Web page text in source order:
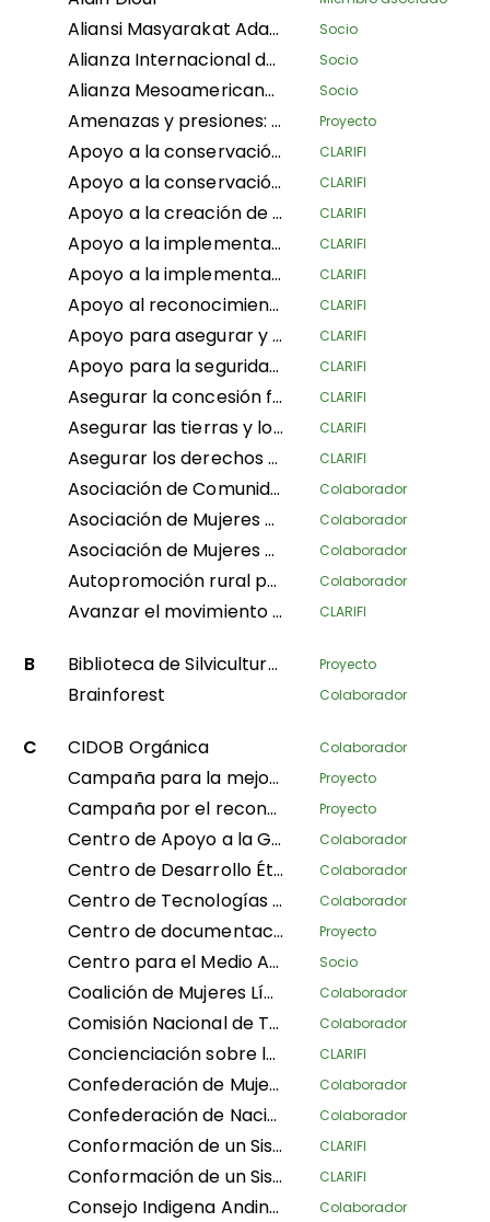
Aliansi Masyarakat Adat Nusantara Socio
Alianza Internacional de Silvicultura Familiar Socio
Alianza Mesoamericana de Pueblos y Bosques Socio
Amenazas y presiones: seguimiento de la degradación ambiental en las zonas protegidas Proyecto
Apoyo a la conservación de la biodiversidad del Dominio de Caza Mangaï y la Reserva de Hipopótamos (DCRHM) mediante soluciones basadas en los derechos humanos CLARIFI
Apoyo a la conservación y biodiversidad del área de caza Mangai y la reserva de hipopótamos (DCRHM) a través de soluciones basadas en los derechos humanos CLARIFI
Apoyo a la creación de áreas protegidas indígenas y comunitarias en los paisajes del triángulo de Bomassa de las UFA KABO (Sangha) y MBOUKOU-EBOUHOLE (Likouala) CLARIFI
Apoyo a la implementación de la Ley de Derechos Territoriales Consuetudinarios de 2022 en Sierra Leona CLARIFI
Apoyo a la implementación efectiva de la silvicultura comunitaria CFCL GBANZA en el sur de Ubangi (RDC) para la conservación CLARIFI
Apoyo al reconocimiento y aseguramiento de los derechos territoriales de las comunidades frente a la expansión del Parque Nacional de Lomami (RDC) CLARIFI
Apoyo para asegurar y gestionar de manera sostenible las tierras de los pueblos indígenas y comunidades locales en la República del Congo (ASGEDUT-CLPA) CLARIFI
Apoyo para la seguridad de los derechos de tenencia de tierras de los Pueblos Indígenas Pygmeos antes, durante y después de los procesos de reforma de tierras y planificación territorial en la República Democrática del Congo CLARIFI
Asegurar la concesión forestal comunitaria de las comunidades locales en la provincia de Mai-Ndombe, territorio de Kiri, sector de Pendjwa CLARIFI
Asegurar las tierras y los medios de vida de los Pueblos Indígenas y Comunidades Locales (PICL) en un contexto de competencia por la tierra. CLARIFI
Asegurar los derechos comunitarios y la tierra para la conservación de la biodiversidad, la resiliencia climática y la mejora de las condiciones de vida en la República Centroafricana CLARIFI
Asociación de Comunidades Saamaka Colaborador
Asociación de Mujeres Afrodescendientes del Norte del Cauca Colaborador
Asociación de Mujeres Artesanas Embera Colaborador
Autopromoción rural para un desarrollo humano sostenible Colaborador
Avanzar el movimiento de mujeres indígenas en Asia mediante el fortalecimiento del liderazgo colectivo y la autonomía CLARIFI
B Biblioteca de Silvicultura Comunitaria Proyecto
Brainforest Colaborador
C CIDOB Orgánica Colaborador
Campaña para la mejora de las condiciones de vida y el reconocimiento del derecho consuetudinario y la gobernanza tribal de los Pueblos Indígenas en todos los sectores dentro del marco nacional. Proyecto
Campaña por el reconocimiento legal de los Pueblos Indígenas y pigmeos de la RDC a escala local, nacional e internacional. Proyecto
Centro de Apoyo a la Gestión Sostenible de los Bosques Tropicales Colaborador
Centro de Desarrollo Étnico Colaborador
Centro de Tecnologías Innovadoras y Desarrollo Sostenible Colaborador
Centro de documentación PCN Proyecto
Centro para el Medio Ambiente y el Desarrollo Socio
Coalición de Mujeres Líderes para el Medio Ambiente y el Desarrollo Sostenible Colaborador
Comisión Nacional de Territorios Indigenas Colaborador
Concienciación sobre los derechos territoriales consuetudinarios de las comunidades, mapeo y seguridad de las tierras en las comunidades indígenas para la gestión sostenible de las tierras CLARIFI
Confederación de Mujeres Indígenas de Bolivia LA Colaborador
Confederación de Nacionalidades Indígenas de la Amazonía Ecuatoriana Colaborador
Conformación de un Sistema de Áreas Protegidas (Fase I) de Comunidades Negras en cuatro Consejos Comunitarios: Nelson Mandela y Diego Luis Córdoba – COCODILUCO en el departamento del Guaviare; y Villa del Río y Las Acacias en el departamento del Putumayo CLARIFI
Conformación de un Sistema de Áreas de Conservación Comunitaria con un enfoque de los pueblos afrodescendientes (Fase I) de las comunidades negras en cuatro Consejos Comunitarios: Mujeres afrodescendientes de Patía California y Despertad Patíanos en el departamento de Cauca; Martin Luther King en el departamento de Guaviare; y Palenque Bacatá en el departamento de Cundinamarca CLARIFI
Consejo Indigena Andino del Peru Colaborador